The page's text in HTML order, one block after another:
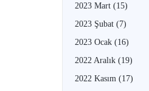
2023 Mart (15)
2023 Şubat (7)
2023 Ocak (16)
2022 Aralık (19)
2022 Kasım (17)